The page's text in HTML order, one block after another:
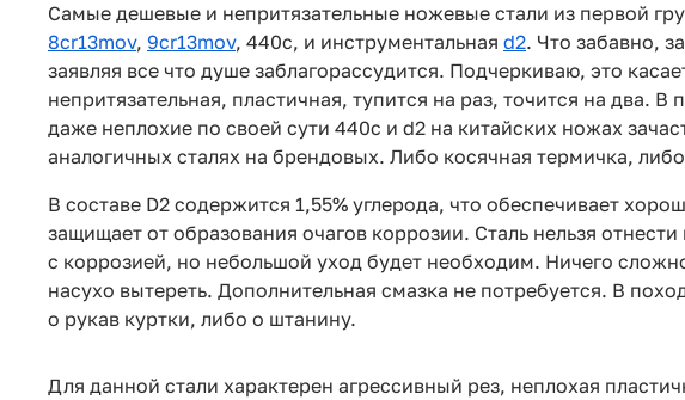
Самые дешевые и непритязательные ножевые стали из первой
8cr13mov, 9cr13mov, 440с, и инструментальная d2. Что забавно,
заявляя все что душе заблагорассудится. Подчеркиваю, это
непритязательная, пластичная, тупится на раз, точится на два.
даже неплохие по своей сути 440с и d2 на китайских ножах
аналогичных сталях на брендовых. Либо косячная термичка,
В составе D2 содержится 1,55% углерода, что обеспечивает
защищает от образования очагов коррозии. Сталь нельзя
с коррозией, но небольшой уход будет необходим. Ничего
насухо вытереть. Дополнительная смазка не потребуется. В
о рукав куртки, либо о штанину.
Для данной стали характерен агрессивный рез, неплохая